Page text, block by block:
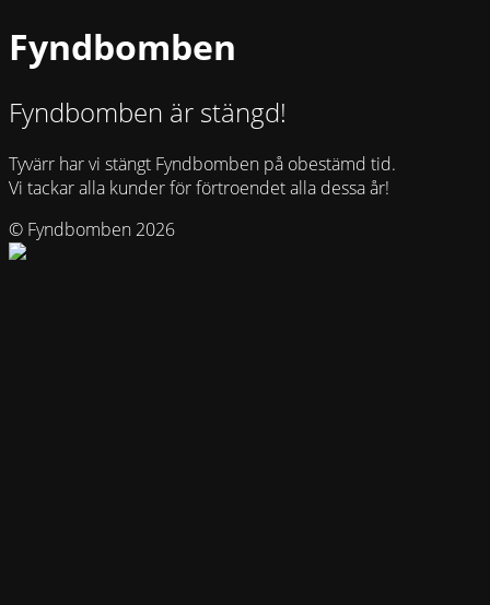
Fyndbomben
Fyndbomben är stängd!
Tyvärr har vi stängt Fyndbomben på obestämd tid.
Vi tackar alla kunder för förtroendet alla dessa år!
© Fyndbomben 2026